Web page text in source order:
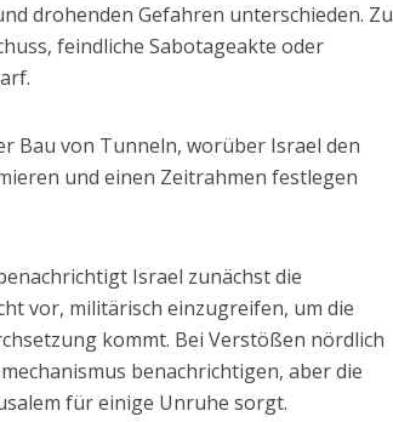
drohenden Gefahren unterschieden. Zu
feindliche Sabotageakte oder
Bau von Tunneln, worüber Israel den
und einen Zeitrahmen festlegen
Israel zunächst die
vor, militärisch einzugreifen, um die
kommt. Bei Verstößen nördlich
benachrichtigen, aber die
für einige Unruhe sorgt.